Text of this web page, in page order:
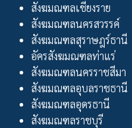
สังฆมณฑลเชียงราย
สังฆมณฑลนครสวรรค์
สังฆมณฑลสุราษฎร์ธานี
อัครสังฆมณฑลท่าแร่
สังฆมณฑลนครราชสีมา
สังฆมณฑลอุบลราชธานี
สังฆมณฑลอุดรธานี
สังฆมณฑลราชบุรี